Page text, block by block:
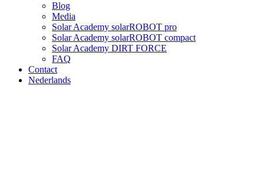
Blog
Media
Solar Academy solarROBOT pro
Solar Academy solarROBOT compact
Solar Academy DIRT FORCE
FAQ
Contact
Nederlands